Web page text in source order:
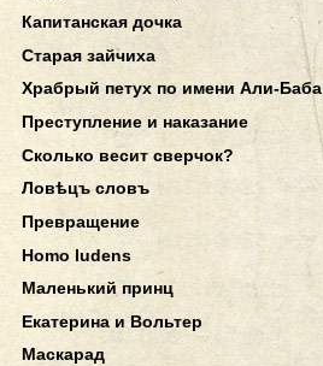
Капитанская дочка
Старая зайчиха
Храбрый петух по имени Али-Баба
Преступление и наказание
Сколько весит сверчок?
Ловѣцъ словъ
Превращение
Homo ludens
Маленький принц
Екатерина и Вольтер
Маскарад